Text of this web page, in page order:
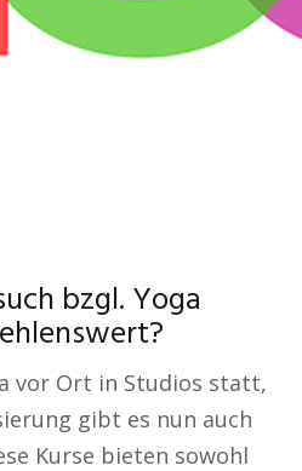
bzgl. Yoga
vor Ort in Studios statt,
gibt es nun auch
Kurse bieten sowohl